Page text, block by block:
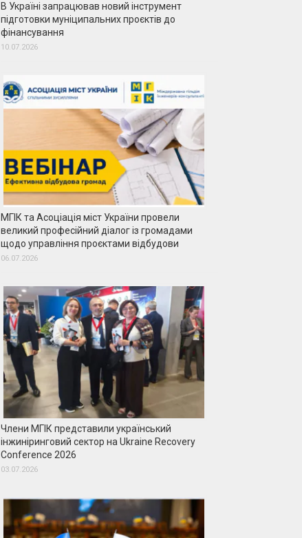
В Україні запрацював новий інструмент
підготовки муніципальних проєктів до
фінансування
10.07.2026
МГІК та Асоціація міст України провели
великий професійний діалог із громадами
щодо управління проєктами відбудови
06.07.2026
Члени МГІК представили український
інжиніринговий сектор на Ukraine Recovery
Conference 2026
03.07.2026